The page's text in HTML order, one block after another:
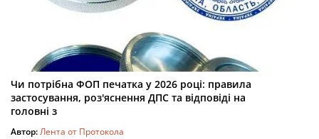
Чи потрібна ФОП печатка у 2026 році: правила
застосування, роз'яснення ДПС та відповіді на
головні з
Автор:Лента от Протокола